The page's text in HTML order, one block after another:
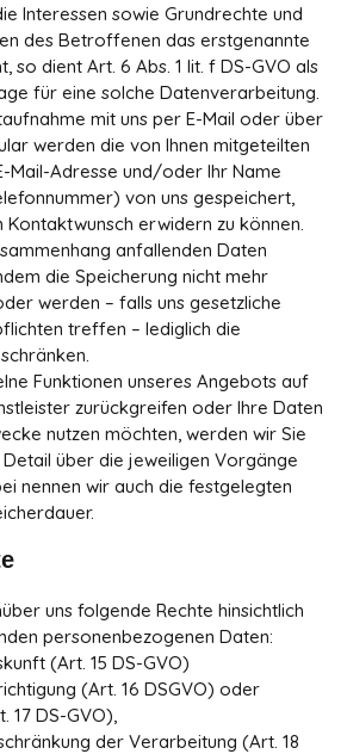
Interessen sowie Grundrechte und
des Betroffenen das erstgenannte
so dient Art. 6 Abs. 1 lit. f DS-GVO als
für eine solche Datenverarbeitung.
mit uns per E-Mail oder über
werden die von Ihnen mitgeteilten
Mail-Adresse und/oder Ihr Name
von uns gespeichert,
Kontaktwunsch erwidern zu können.
anfallenden Daten
die Speicherung nicht mehr
werden – falls uns gesetzliche
treffen – lediglich die
Funktionen unseres Angebots auf
zurückgreifen oder Ihre Daten
nutzen möchten, werden wir Sie
über die jeweiligen Vorgänge
nennen wir auch die festgelegten
uns folgende Rechte hinsichtlich
personenbezogenen Daten:
(Art. 15 DS-GVO)
(Art. 16 DSGVO) oder
17 DS-GVO),
der Verarbeitung (Art. 18